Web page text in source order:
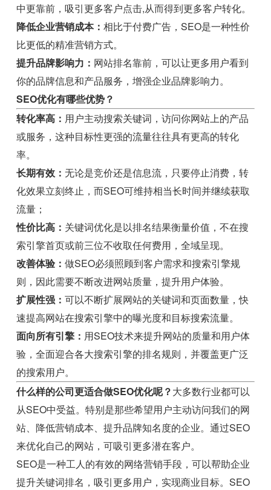
中更靠前，吸引更多客户点击,从而得到更多客户转化。
降低企业营销成本：相比于付费广告，SEO是一种性价
比更低的精准营销方式。
提升品牌影响力： 网站排名靠前，可以让更多用户看到
你的品牌信息和产品服务，增强企业品牌影响力。
SEO优化有哪些优势？
转化率高： 用户主动搜索关键词，访问你网站上的产品
或服务，这种目标性更强的流量往往具有更高的转化
率。
长期有效：无论是竞价还是信息流，只要停止消费，转
化效果立刻终止，而SEO可维持相当长时间并继续获取
流量；
性价比高： 关键词优化是以排名结果衡量价值，不在搜
索引擎首页或前三位不收取任何费用，全域呈现。
改善体验：做SEO必须照顾到客户需求和搜索引擎规
则，因此需要不断改进网站质量，提升用户体验。
扩展性强：可以不断扩展网站的关键词和页面数量，快
速提高网站在搜索引擎中的曝光度和目标搜索流量。
面向所有引擎： 用SEO技术来提升网站的质量和用户体
验，全面迎合各大搜索引擎的排名规则，并覆盖更广泛
的搜索用户。
什么样的公司更适合做SEO优化呢？大多数行业都可以
从SEO中受益。特别是那些希望用户主动访问我们的网
站、降低营销成本、提升品牌知名度的企业。通过SEO
来优化自己的网站，可吸引更多潜在客户。
SEO是一种工人的有效的网络营销手段，可以帮助企业
提升关键词排名，吸引更多用户，实现商业目标。SEO